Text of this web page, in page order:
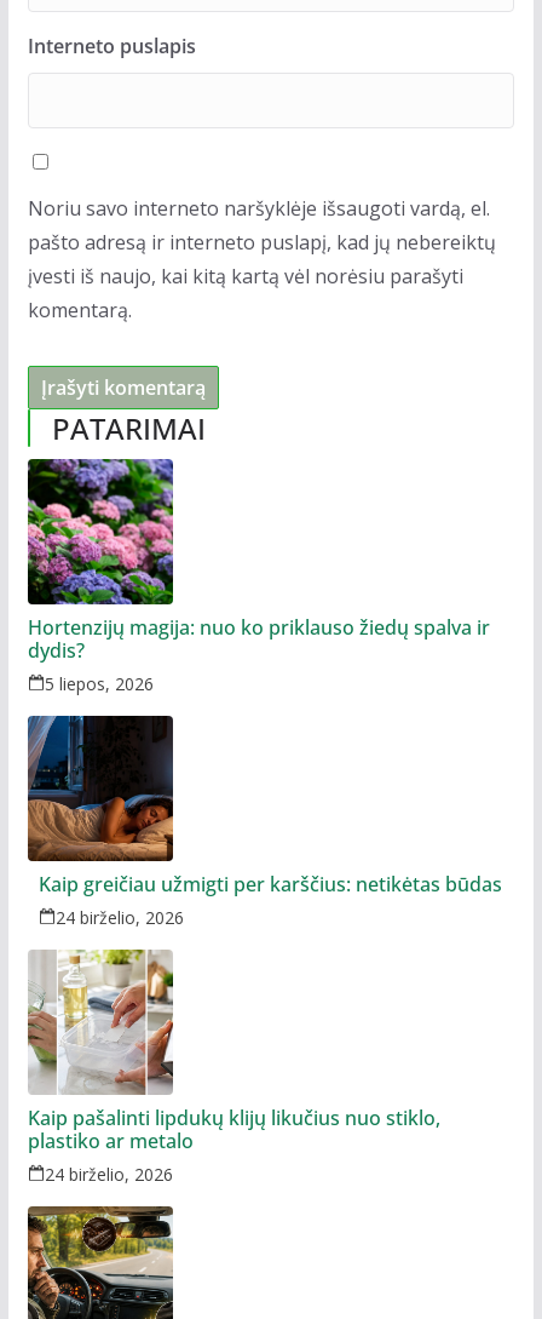
Interneto puslapis
Noriu savo interneto naršyklėje išsaugoti vardą, el.
pašto adresą ir interneto puslapį, kad jų nebereiktų
įvesti iš naujo, kai kitą kartą vėl norėsiu parašyti
komentarą.
PATARIMAI
Hortenzijų magija: nuo ko priklauso žiedų spalva ir
dydis?
5 liepos, 2026
Kaip greičiau užmigti per karščius: netikėtas būdas
24 birželio, 2026
Kaip pašalinti lipdukų klijų likučius nuo stiklo,
plastiko ar metalo
24 birželio, 2026